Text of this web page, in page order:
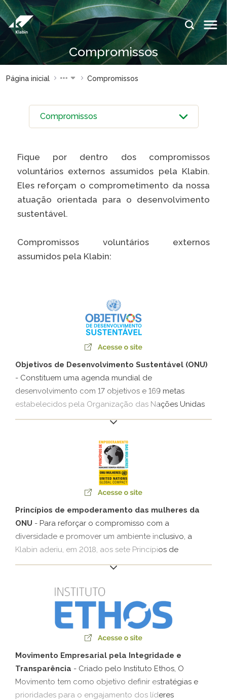
Pular para o Conteúdo principal
Compromissos
IDIOMAS:
PT EN
Sustentabilidade
Klabin
Todas Florestas
Importam
Painel ASG
Klabin
Inova
Klabin
Página inicial Compromissos
Fique por dentro dos compromissos
voluntários externos assumidos pela Klabin.
Eles reforçam o comprometimento da nossa
atuação orientada para o desenvolvimento
sustentável.
Compromissos voluntários externos
assumidos pela Klabin:
Objetivos de Desenvolvimento Sustentável (ONU)
- Constituem uma agenda mundial de
desenvolvimento com 17 objetivos e 169 metas
estabelecidos pela Organização das Nações Unidas
(ONU) para governos, sociedade civil e setor privado.
Princípios de empoderamento das mulheres da
ONU - Para reforçar o compromisso com a
diversidade e promover um ambiente inclusivo, a
Klabin aderiu, em 2018, aos sete Princípios de
Empoderamento das Mulheres (WEPS, na sigla em
Unidas pela Igualdade de Gêneros (ONU Mulheres)
orienta as empresas no empoderamento das
mulheres dentro da organização, da cadeia de
valores e nas comunidades.
Movimento Empresarial pela Integridade e
Transparência - Criado pelo Instituto Ethos, O
Movimento tem como objetivo definir estratégias e
prioridades para o engajamento dos líderes